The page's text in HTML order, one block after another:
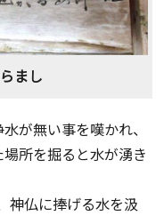
まし
が無い事を嘆かれ、
所を掘ると水が湧き
神仏に捧げる水を汲